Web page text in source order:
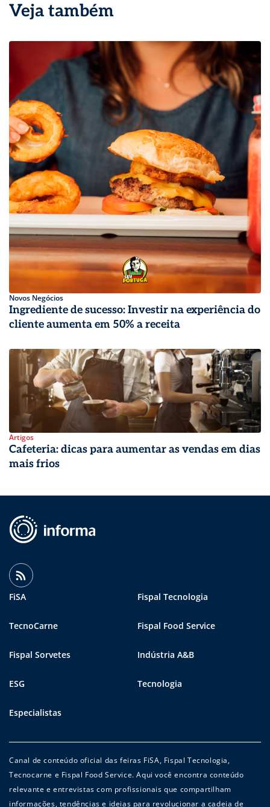
Veja também
Novos Negócios
Ingrediente de sucesso: Investir na experiência do
cliente aumenta em 50% a receita
Artigos
Cafeteria: dicas para aumentar as vendas em dias
mais frios
FiSA Fispal Tecnologia
TecnoCarne Fispal Food Service
Fispal Sorvetes Indústria A&B
ESG Tecnologia
Especialistas
Canal de conteúdo oficial das feiras FiSA, Fispal Tecnologia,
Tecnocarne e Fispal Food Service. Aqui você encontra conteúdo
relevante e entrevistas com profissionais que compartilham
informações, tendências e ideias para revolucionar a cadeia de